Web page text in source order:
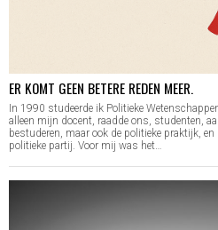
ER KOMT GEEN BETERE REDEN MEER.
In 1990 studeerde ik Politieke
alleen mijn docent, raadde ons, studenten,
bestuderen, maar ook de politieke praktijk,
politieke partij. Voor mij was het…